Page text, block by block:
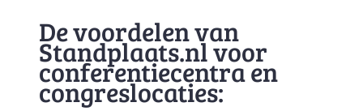
De voordelen van
Standplaats.nl voor
conferentiecentra en
congreslocaties: